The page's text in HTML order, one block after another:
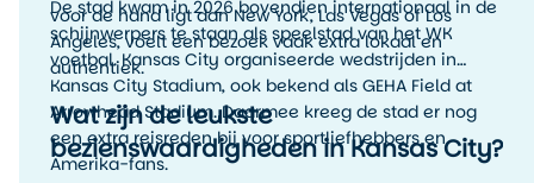
voor de hand ligt dan New York, Las Vegas of Los
Angeles, voelt een bezoek vaak extra lokaal en
authentiek.
De stad kwam in 2026 bovendien internationaal in de
schijnwerpers te staan als speelstad van het WK
voetbal. Kansas City organiseerde wedstrijden in
Kansas City Stadium, ook bekend als GEHA Field at
Arrowhead Stadium. Daarmee kreeg de stad er nog
een extra reisreden bij voor sportliefhebbers en
Amerika-fans.
Wat zijn de leukste
bezienswaardigheden in Kansas City?